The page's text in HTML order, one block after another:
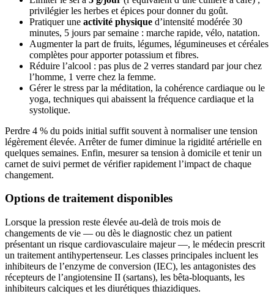
privilégier les herbes et épices pour donner du goût.
Pratiquer une activité physique d’intensité modérée 30
minutes, 5 jours par semaine : marche rapide, vélo, natation.
Augmenter la part de fruits, légumes, légumineuses et céréales
complètes pour apporter potassium et fibres.
Réduire l’alcool : pas plus de 2 verres standard par jour chez
l’homme, 1 verre chez la femme.
Gérer le stress par la méditation, la cohérence cardiaque ou le
yoga, techniques qui abaissent la fréquence cardiaque et la
systolique.
Perdre 4 % du poids initial suffit souvent à normaliser une tension
légèrement élevée. Arrêter de fumer diminue la rigidité artérielle en
quelques semaines. Enfin, mesurer sa tension à domicile et tenir un
carnet de suivi permet de vérifier rapidement l’impact de chaque
changement.
Options de traitement disponibles
Lorsque la pression reste élevée au-delà de trois mois de
changements de vie — ou dès le diagnostic chez un patient
présentant un risque cardiovasculaire majeur —, le médecin prescrit
un traitement antihypertenseur. Les classes principales incluent les
inhibiteurs de l’enzyme de conversion (IEC), les antagonistes des
récepteurs de l’angiotensine II (sartans), les bêta-bloquants, les
inhibiteurs calciques et les diurétiques thiazidiques.